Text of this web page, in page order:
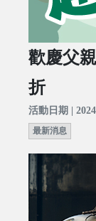
歡慶父
折
活動日期 |
最新消息